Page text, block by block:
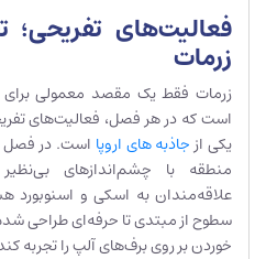
فعالیت‌های تفریحی؛
زرمات
زرمات فقط یک مقصد معمولی
است که در هر فصل، فعالیت‌های
یکی از جاذبه های اروپا است. در فصل
منطقه با چشم‌اندازهای
علاقه‌مندان به اسکی و
سطوح از مبتدی تا حرفه‌ای طراحی
خوردن بر روی برف‌های آلپ را تجربه